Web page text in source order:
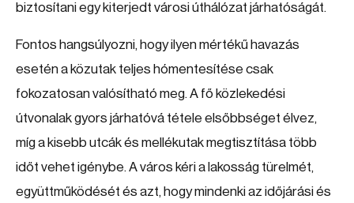
biztosítani egy kiterjedt városi úthálózat járhatóságát.
Fontos hangsúlyozni, hogy ilyen mértékű havazás
esetén a közutak teljes hómentesítése csak
fokozatosan valósítható meg. A fő közlekedési
útvonalak gyors járhatóvá tétele elsőbbséget élvez,
míg a kisebb utcák és mellékutak megtisztítása több
időt vehet igénybe. A város kéri a lakosság türelmét,
együttműködését és azt, hogy mindenki az időjárási és